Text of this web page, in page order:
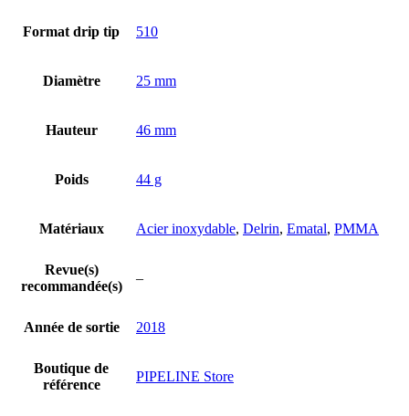
Format drip tip 510
Diamètre 25 mm
Hauteur 46 mm
Poids 44 g
Matériaux Acier inoxydable, Delrin, Ematal, PMMA
Revue(s)
recommandée(s)
–
Année de sortie 2018
Boutique de
référence
PIPELINE Store